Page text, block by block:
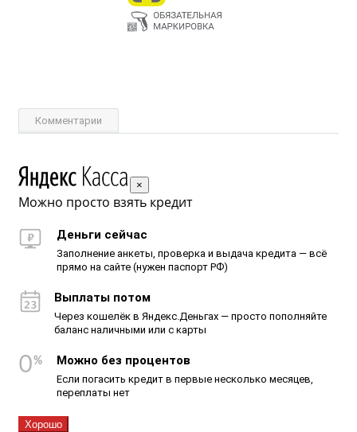
Комментарии
×
Можно просто взять кредит
Деньги сейчас
Заполнение анкеты, проверка и выдача кредита — всё
прямо на сайте (нужен паспорт РФ)
Выплаты потом
Через кошелёк в Яндекс.Деньгах — просто пополняйте
баланс наличными или с карты
Можно без процентов
Если погасить кредит в первые несколько месяцев,
переплаты нет
Хорошо